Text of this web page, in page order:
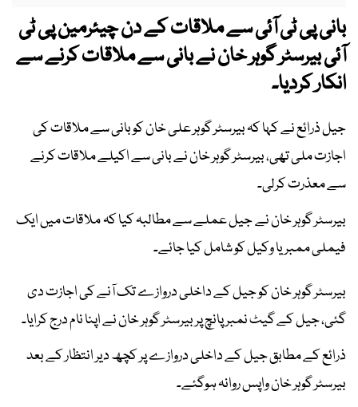
بانی پی ٹی آئی سے ملاقات کے دن چیئرمین پی ٹی
آئی بیرسٹر گوہر خان نے بانی سے ملاقات کرنے سے
انکار کردیا۔
جیل ذرائع نے کہا کہ بیرسٹر گوہر علی خان کو بانی سے ملاقات کی
اجازت ملی تھی، بیرسٹر گوہر خان نے بانی سے اکیلے ملاقات کرنے
سے معذرت کرلی۔
بیرسٹر گوہر خان نے جیل عملے سے مطالبہ کیا کہ ملاقات میں ایک
فیملی ممبر یا وکیل کو شامل کیا جائے۔
بیرسٹر گوہر خان کو جیل کے داخلی دروازے تک آنے کی اجازت دی
گئی، جیل کے گیٹ نمبر پانچ پر بیرسٹر گوہر خان نے اپنا نام درج کرایا۔
ذرائع کے مطابق جیل کے داخلی دروازے پر کچھ دیر انتظار کے بعد
بیرسٹر گوہر خان واپس روانہ ہوگئے۔